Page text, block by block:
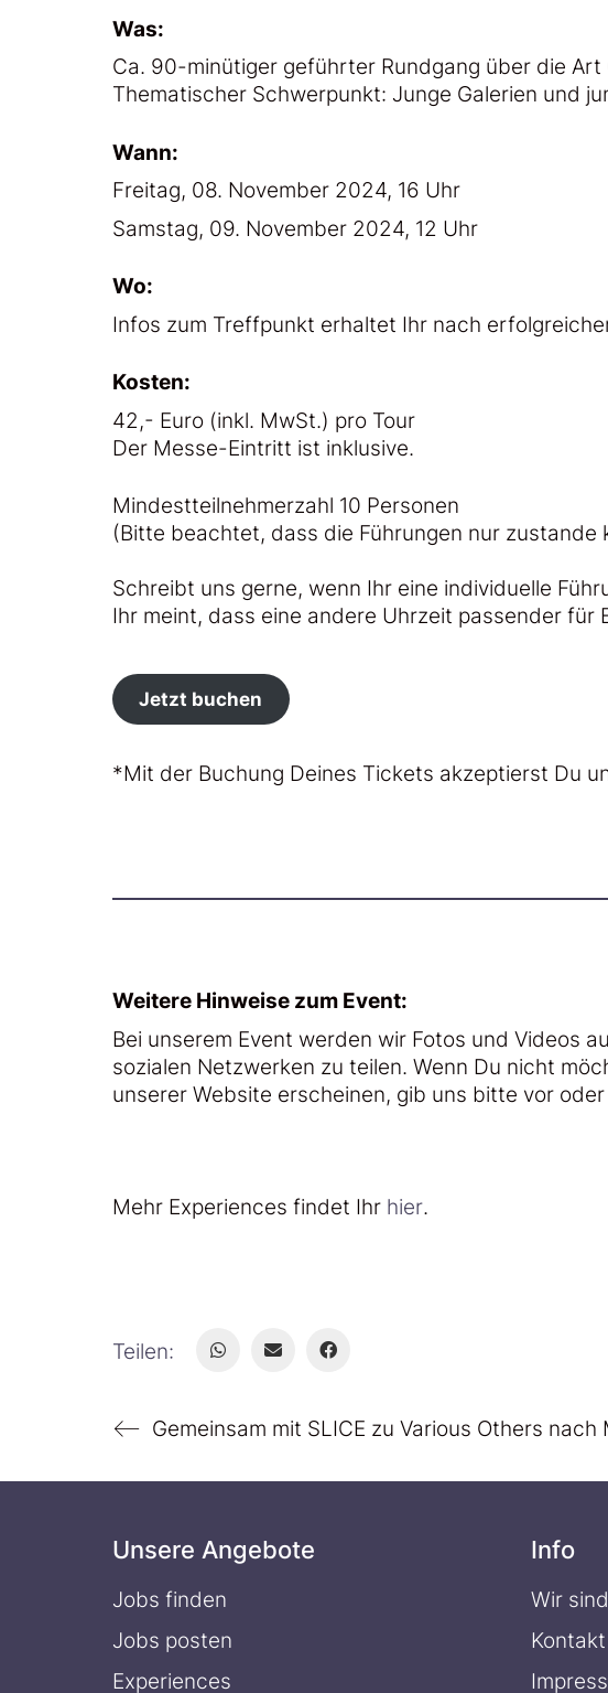
Was:
Ca. 90-minütiger geführter Rundgang über die Art
Thematischer Schwerpunkt: Junge Galerien und
Wann:
Freitag, 08. November 2024, 16 Uhr
Samstag, 09. November 2024, 12 Uhr
Wo:
Infos zum Treffpunkt erhaltet Ihr nach
Kosten:
42,- Euro (inkl. MwSt.) pro Tour
Der Messe-Eintritt ist inklusive.
Mindestteilnehmerzahl 10 Personen
(Bitte beachtet, dass die Führungen nur
Schreibt uns gerne, wenn Ihr eine individuelle
Ihr meint, dass eine andere Uhrzeit passender für
Jetzt buchen
*Mit der Buchung Deines Tickets akzeptierst Du
Weitere Hinweise zum Event:
Bei unserem Event werden wir Fotos und Videos
sozialen Netzwerken zu teilen. Wenn Du nicht
unserer Website erscheinen, gib uns bitte vor
Mehr Experiences findet Ihr hier.
Teilen:
Gemeinsam mit SLICE zu Various Others nach
Unsere Angebote
Jobs finden
Jobs posten
Experiences
Info
Wir
Kontakt